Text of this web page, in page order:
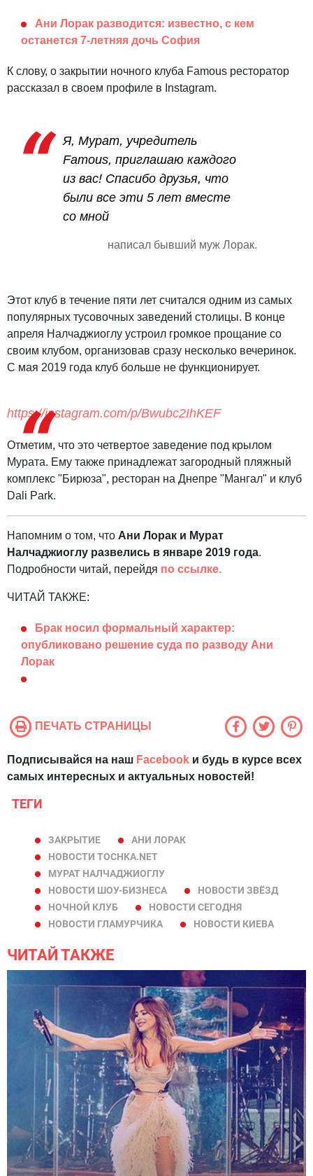
Ани Лорак разводится: известно, с кем
останется 7-летняя дочь София
К слову, о закрытии ночного клуба Famous ресторатор
рассказал в своем профиле в Instagram.
Я, Мурат, учредитель
Famous, приглашаю каждого
из вас! Спасибо друзья, что
были все эти 5 лет вместе
со мной
написал бывший муж Лорак.
Этот клуб в течение пяти лет считался одним из самых
популярных тусовочных заведений столицы. В конце
апреля Налчаджиоглу устроил громкое прощание со
своим клубом, организовав сразу несколько вечеринок.
С мая 2019 года клуб больше не функционирует.
https://instagram.com/p/Bwubc2IhKEF
Отметим, что это четвертое заведение под крылом
Мурата. Ему также принадлежат загородный пляжный
комплекс "Бирюза", ресторан на Днепре "Мангал" и клуб
Dali Park.
Напомним о том, что Ани Лорак и Мурат
Налчаджиоглу развелись в январе 2019 года.
Подробности читай, перейдя по ссылке.
ЧИТАЙ ТАКЖЕ:
Брак носил формальный характер:
опубликовано решение суда по разводу Ани
Лорак
ПЕЧАТЬ СТРАНИЦЫ
Подписывайся на наш Facebook и будь в курсе всех
самых интересных и актуальных новостей!
ТЕГИ
ЗАКРЫТИЕ
АНИ ЛОРАК
НОВОСТИ TOCHKA.NET
МУРАТ НАЛЧАДЖИОГЛУ
НОВОСТИ ШОУ-БИЗНЕСА
НОВОСТИ ЗВЁЗД
НОЧНОЙ КЛУБ
НОВОСТИ СЕГОДНЯ
НОВОСТИ ГЛАМУРЧИКА
НОВОСТИ КИЕВА
ЧИТАЙ ТАКЖЕ